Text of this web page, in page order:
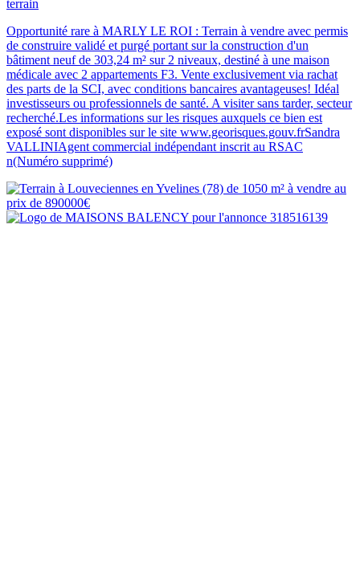
terrain
Opportunité rare à MARLY LE ROI : Terrain à vendre avec permis
de construire validé et purgé portant sur la construction d'un
bâtiment neuf de 303,24 m² sur 2 niveaux, destiné à une maison
médicale avec 2 appartements F3. Vente exclusivement via rachat
des parts de la SCI, avec conditions bancaires avantageuses! Idéal
investisseurs ou professionnels de santé. A visiter sans tarder, secteur
recherché.Les informations sur les risques auxquels ce bien est
exposé sont disponibles sur le site www.georisques.gouv.frSandra
VALLINIAgent commercial indépendant inscrit au RSAC
n(Numéro supprimé)